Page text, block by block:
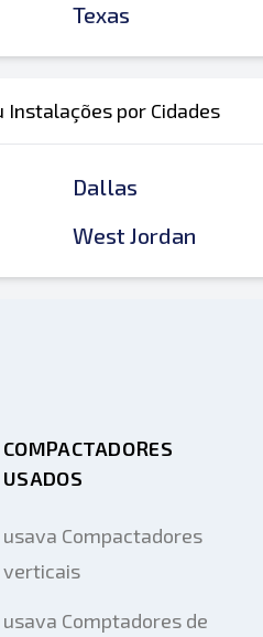
Texas
Instalações por Cidades
Dallas
West Jordan
COMPACTADORES
USADOS
usava Compactadores
verticais
usava Comptadores de